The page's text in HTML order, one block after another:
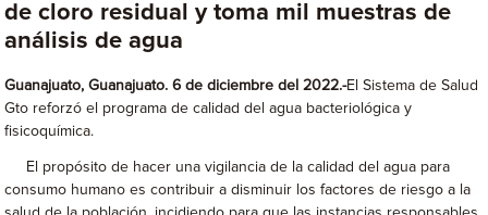
de cloro residual y toma mil muestras de
análisis de agua
Guanajuato, Guanajuato. 6 de diciembre del 2022.-El Sistema de Salud
Gto reforzó el programa de calidad del agua bacteriológica y
fisicoquímica.
El propósito de hacer una vigilancia de la calidad del agua para
consumo humano es contribuir a disminuir los factores de riesgo a la